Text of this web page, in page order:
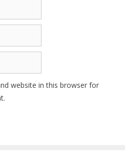
website in this browser for